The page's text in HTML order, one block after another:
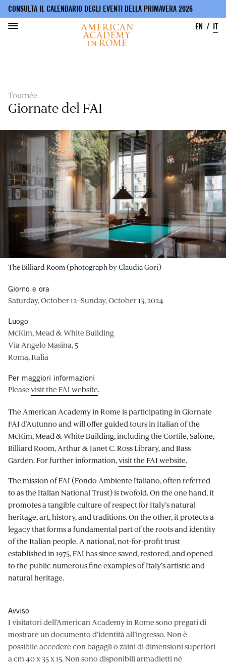
CONSULTA IL CALENDARIO DEGLI EVENTI DELLA PRIMAVERA 2026
EN
IT
Tournée
Giornate del FAI
The Billiard Room (photograph by Claudia Gori)
The American Academy in Rome is participating in Giornate
FAI d’Autunno and will offer guided tours in Italian of the
McKim, Mead & White Building, including the Cortile, Salone,
Billiard Room, Arthur & Janet C. Ross Library, and Bass
Garden. For further information,visit the FAI website.
The mission of FAI (Fondo Ambiente Italiano, often referred
to as the Italian National Trust) is twofold. On the one hand, it
promotes a tangible culture of respect for Italy’s natural
heritage, art, history, and traditions. On the other, it protects a
legacy that forms a fundamental part of the roots and identity
of the Italian people. A national, not-for-profit trust
established in 1975, FAI has since saved, restored, and opened
to the public numerous fine examples of Italy’s artistic and
natural heritage.
Giorno e ora
Saturday, October 12–Sunday, October 13, 2024
Luogo
McKim, Mead & White Building
Via Angelo Masina, 5
Roma, Italia
Avviso
I visitatori dell’American Academy in Rome sono pregati di
mostrare un documento d’identità all’ingresso. Non è
possibile accedere con bagagli o zaini di dimensioni superiori
a cm 40 x 35 x 15. Non sono disponibili armadietti né
Per maggiori informazioni
Pleasevisit the FAI website.